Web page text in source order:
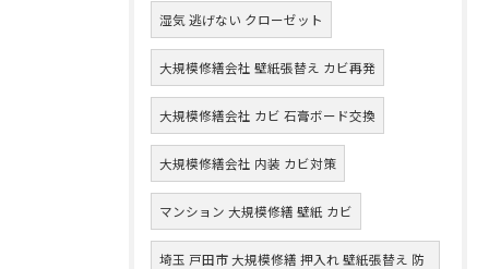
湿気 逃げない クローゼット
大規模修繕会社 壁紙張替え カビ再発
大規模修繕会社 カビ 石膏ボード交換
大規模修繕会社 内装 カビ対策
マンション 大規模修繕 壁紙 カビ
埼玉 戸田市 大規模修繕 押入れ 壁紙張替え 防